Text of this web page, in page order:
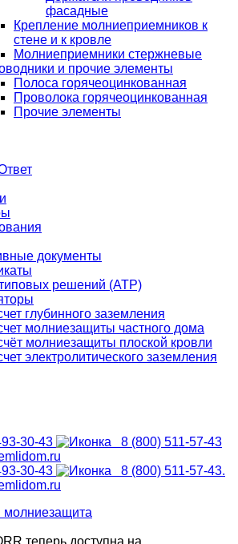
фасадные
Крепление молниеприемников к
стене и к кровле
Молниеприемники стержневые
и прочие элементы
Полоса горячеоцинкованная
Проволока горячеоцинкованная
Прочие элементы
документы
решений (АТР)
глубинного заземления
молниезащиты частного дома
молниезащиты плоской кровли
электролитического заземления
30-43
8 (800) 511-57-43
30-43
8 (800) 511-57-43.
молниезащита
теперь доступна на